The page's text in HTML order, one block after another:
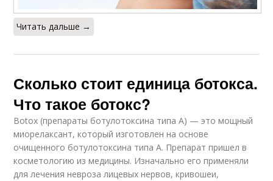
Читать дальше →
Сколько стоит единица ботокса.
Что такое ботокс?
Botox (препараты ботулотоксина типа А) — это мощный
миорелаксант, который изготовлен на основе
очищенного ботулотоксина типа А. Препарат пришел в
косметологию из медицины. Изначально его применяли
для лечения невроза лицевых нервов, кривошеи,